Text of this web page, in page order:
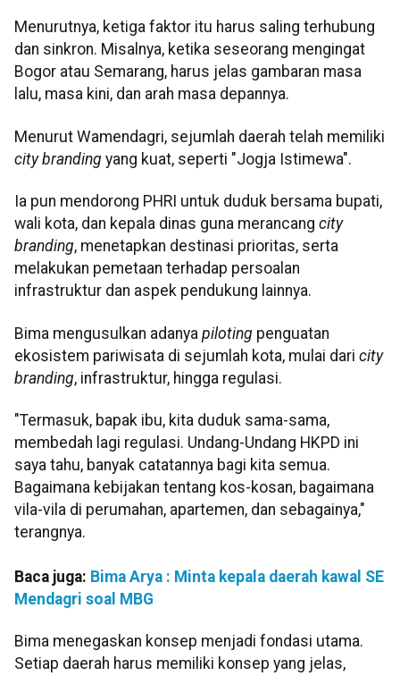
Menurutnya, ketiga faktor itu harus saling terhubung
dan sinkron. Misalnya, ketika seseorang mengingat
Bogor atau Semarang, harus jelas gambaran masa
lalu, masa kini, dan arah masa depannya.
Menurut Wamendagri, sejumlah daerah telah memiliki
city branding yang kuat, seperti "Jogja Istimewa".
Ia pun mendorong PHRI untuk duduk bersama bupati,
wali kota, dan kepala dinas guna merancang city
branding, menetapkan destinasi prioritas, serta
melakukan pemetaan terhadap persoalan
infrastruktur dan aspek pendukung lainnya.
Bima mengusulkan adanya piloting penguatan
ekosistem pariwisata di sejumlah kota, mulai dari city
branding, infrastruktur, hingga regulasi.
"Termasuk, bapak ibu, kita duduk sama-sama,
membedah lagi regulasi. Undang-Undang HKPD ini
saya tahu, banyak catatannya bagi kita semua.
Bagaimana kebijakan tentang kos-kosan, bagaimana
vila-vila di perumahan, apartemen, dan sebagainya,"
terangnya.
Baca juga: Bima Arya : Minta kepala daerah kawal SE
Mendagri soal MBG
Bima menegaskan konsep menjadi fondasi utama.
Setiap daerah harus memiliki konsep yang jelas,